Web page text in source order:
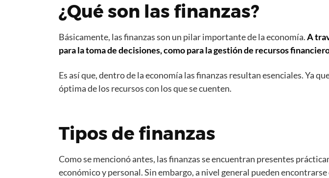
¿Qué son las finanzas?
Básicamente, las finanzas son un pilar importante de la economía.A
para la toma de decisiones, como para la gestión de recursos
Es así que, dentro de la economía las finanzas resultan esenciales. Ya
óptima de los recursos con los que se cuenten.
Tipos de finanzas
Como se mencionó antes, las finanzas se encuentran presentes
económico y personal. Sin embargo, a nivel general pueden